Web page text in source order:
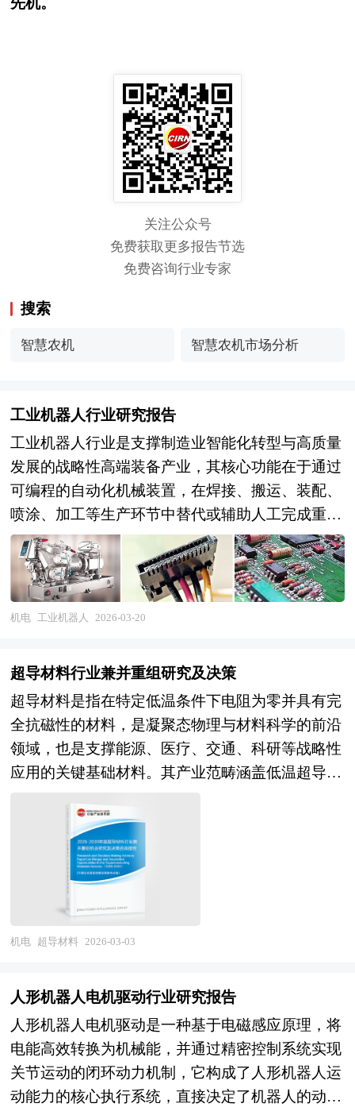
关注公众号
免费获取更多报告节选
免费咨询行业专家
搜索
智慧农机 智慧农机市场分析
工业机器人行业研究报告
工业机器人行业是支撑制造业智能化转型与高质量
发展的战略性高端装备产业，其核心功能在于通过
可编程的自动化机械装置，在焊接、搬运、装配、
喷涂、加工等生产环节中替代或辅助人工完成重复
性、高精度、高强度或危险环境的作业任务，提升
生产效率、产品质量与制造柔性，是智能制造系统
的核心执行单元。从产业范畴来看，工业机器人行
业涵盖上游核心零部件（精密减速器、伺服电机、
并联机器人、移动机器人），以及下游系统集成与
应用服务（汽车行业、电子电气、金属加工、食品
饮料、医药医疗、新能源等行业的自动化生产线设
计、安装调试、运维服务）的完整产业链条。按照
机械结构可分为多关节型、直角坐标型、圆柱坐标
型、并联型及协作型，按照应用领域则形成搬运上
下料、焊接、装配、喷涂、加工、洁净室等多元矩
阵。随着人工智能、机器视觉与数字孪生技术的融
合渗透，工业机器人正从单一执行设备向智能作业
单元转变，其产业边界不断向人机协作、云化机器
人、AI自主决策等新兴领域延伸。 当前，中国工
业机器人行业正处于国产替代深化与高端应用拓展
我国已连续多年成为全球最大的工业机器人应用市
场，产业规模持续扩大，本土企业在控制器、伺服
系统、减速器等核心零部件领域取得重要突破，部
分龙头企业在市场份额与技术水平上已具备与国际
四大家族竞争的实力，新能源、锂电、光伏等新兴
机电 工业机器人 2026-03-20
超导材料行业兼并重组研究及决策
超导材料是指在特定低温条件下电阻为零并具有完
全抗磁性的材料，是凝聚态物理与材料科学的前沿
领域，也是支撑能源、医疗、交通、科研等战略性
应用的关键基础材料。其产业范畴涵盖低温超导材
氧、铋系、铁基超导体）及超导带材、超导磁体、
超导电缆、超导限流器、超导储能等下游应用产
品，涉及固体物理、冶金工程、材料制备、低温技
术、电磁工程等多学科深度交叉融合，具有技术壁
垒极高、研发周期漫长、资本投入密集、应用场景
战略性的显著特征。作为有望引发能源传输、磁悬
的"神奇材料"，超导材料不仅能够实现零损耗电能
竞争与产业制高点争夺的战略要地，其产业属性兼
具基础科学研究的探索性与未来产业爆发的战略性
的双重特质，是衡量国家前沿材料掌控能力与未来
产业竞争力的关键标志。 企业并购包括兼并与收
机电 超导材料 2026-03-03
人形机器人电机驱动行业研究报告
人形机器人电机驱动是一种基于电磁感应原理，将
电能高效转换为机械能，并通过精密控制系统实现
关节运动的闭环动力机制，它构成了人形机器人运
动能力的核心执行系统，直接决定了机器人的动态